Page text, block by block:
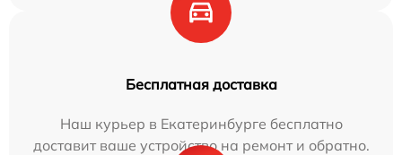
Бесплатная доставка
Наш курьер в Екатеринбурге бесплатно
доставит ваше устройство на ремонт и обратно.